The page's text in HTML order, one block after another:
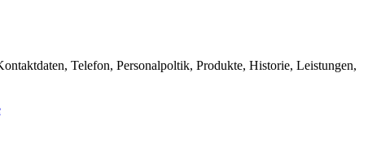
Telefon, Personalpoltik, Produkte, Historie, Leistungen,